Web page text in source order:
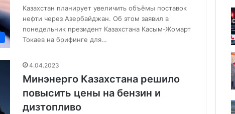
Казахстан планирует увеличить объёмы поставок
нефти через Азербайджан. Об этом заявил в
понедельник президент Казахстана Касым-Жомарт
Токаев на брифинге для…
4.04.2023
Минэнерго Казахстана решило
повысить цены на бензин и
дизтопливо